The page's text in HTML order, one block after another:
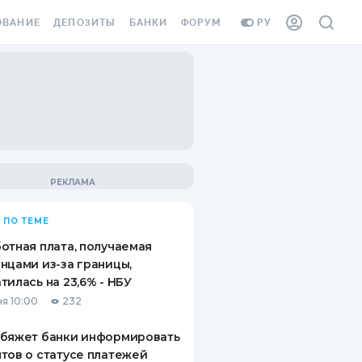
РУ
ВИНЬЕТКА
СОТРУДНИКОВ
ОТ
СЛУЧАЕВ
ДЕПОЗИТЫ
ВОПРОСЫ И ОТВЕТЫ
ПУТЕВОДИТЕЛИ ПО
СБЕРЕЖЕНИЯМ
БАНКИ ФОРУМ
ПО ТЕМЕ
плата, получаемая
из-за границы,
на 23,6% - НБУ
10:00 232
банки информировать
о статусе платежей